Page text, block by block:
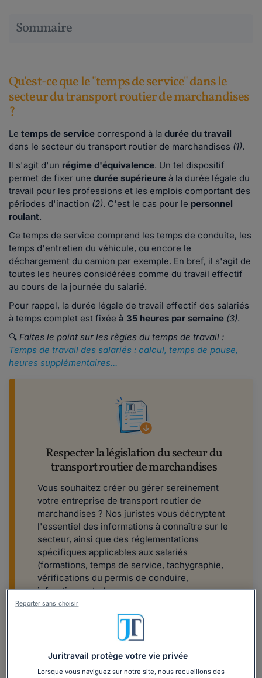
Sommaire
Qu'est-ce que le "temps de service" dans le
secteur du transport routier de marchandises
?
Le temps de service correspond à la durée du travail
dans le secteur du transport routier de marchandises (1).
Il s'agit d'un régime d'équivalence. Un tel dispositif
permet de fixer une durée supérieure à la durée légale du
travail pour les professions et les emplois comportant des
périodes d'inaction (2). C'est le cas pour le personnel
roulant.
Ce temps de service comprend les temps de conduite, les
temps d'entretien du véhicule, ou encore le
déchargement du camion par exemple. En bref, il s'agit de
toutes les heures considérées comme du travail effectif
au cours de la journée du salarié.
Pour rappel, la durée légale de travail effectif des salariés
à temps complet est fixée à 35 heures par semaine (3).
🔍 Faites le point sur les règles du temps de travail :
Temps de travail des salariés : calcul, temps de pause,
heures supplémentaires...
Respecter la législation du secteur du
transport routier de marchandises
Vous souhaitez créer ou gérer sereinement
votre entreprise de transport routier de
marchandises ? Nos juristes vous décryptent
l'essentiel des informations à connaître sur le
secteur, ainsi que des réglementations
spécifiques applicables aux salariés
(formations, temps de service, tachygraphie,
vérifications du permis de conduire,
infractions, etc.).
55 questions-réponses ; 10
Télécharger
Juritravail protège votre vie privée
Lorsque vous naviguez sur notre site, nous recueillons des
Reporter sans choisir